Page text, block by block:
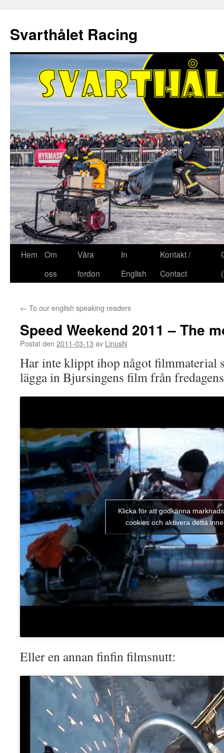
innehåll
Svarthålet Racing
Hem
Om
oss
Våra
fordon
In
English
Kontakt /
Contact
← To our english speaking readers
Speed Weekend 2011 – The
Postat den 2011-03-13 av LinusN
Har inte klippt ihop något filmmaterial
lägga in Bjursingens film från
Klicka för att godkänna
cookies och aktivera detta
Eller en annan finfin filmsnutt: